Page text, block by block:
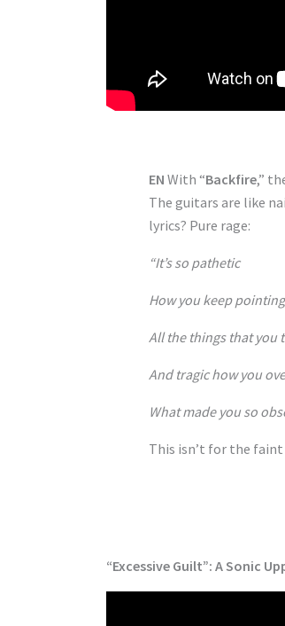
EN With “Backfire,”
The guitars are like
lyrics? Pure rage:
“It’s so pathetic
How you keep
All the things that you
And tragic how you
What made you so
This isn’t for the
“Excessive Guilt”: A Sonic